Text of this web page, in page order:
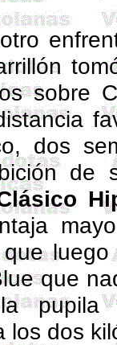
sobre
dos
de
que
pupila
los dos